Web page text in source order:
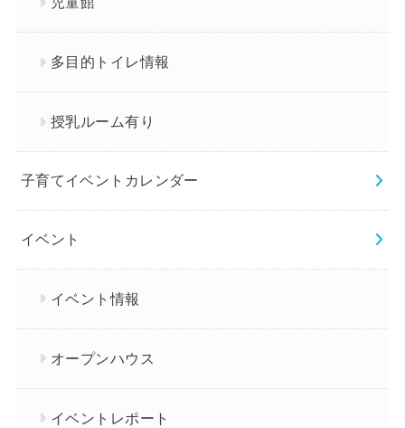
多目的トイレ情報
授乳ルーム有り
子育てイベントカレンダー
イベント
イベント情報
オープンハウス
イベントレポート